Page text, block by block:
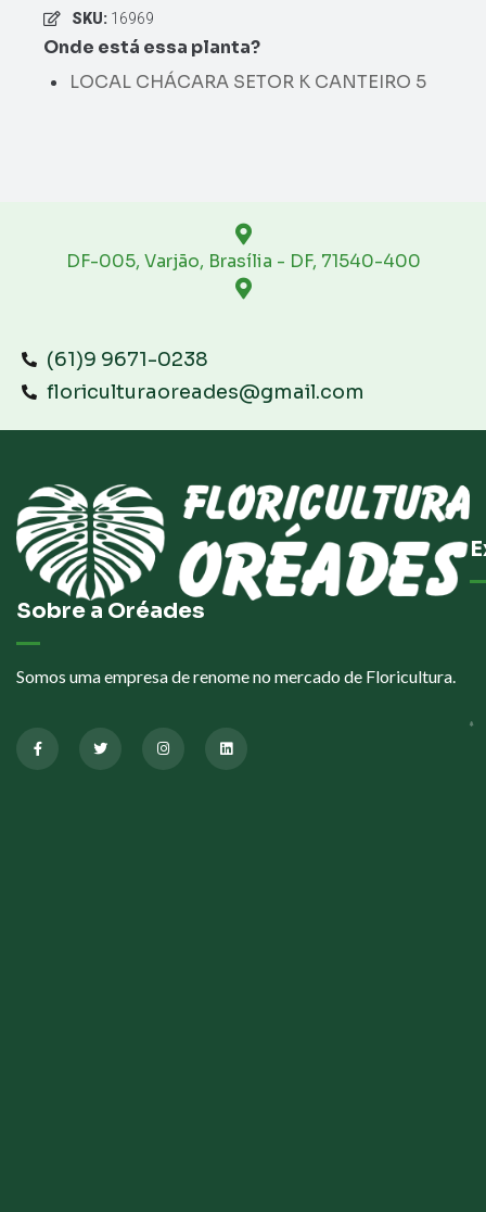
SKU: 16969
Onde está essa planta?
LOCAL CHÁCARA SETOR K CANTEIRO 5
DF-005, Varjão, Brasília - DF, 71540-400
(61)9 9671-0238
floriculturaoreades@gmail.com
Sobre a Oréades
Somos uma empresa de renome no mercado de Floricultura.